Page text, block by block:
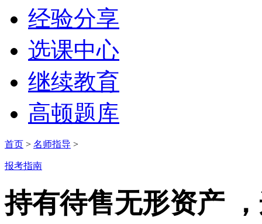
经验分享
选课中心
继续教育
高顿题库
首页 > 名师指导 >
报考指南
持有待售无形资产